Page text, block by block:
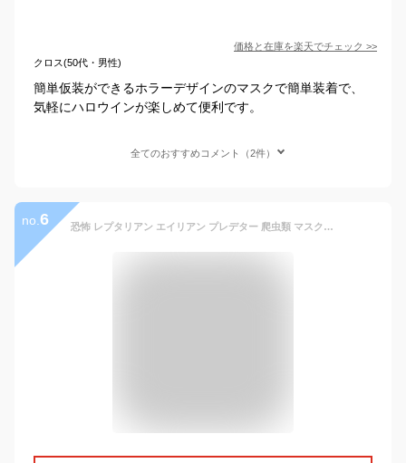
価格と在庫を楽天でチェック >>
クロス(50代・男性)
簡単仮装ができるホラーデザインのマスクで簡単装着で、
気軽にハロウインが楽しめて便利です。
全てのおすすめコメント（2件）
no. 6 恐怖 レプタリアン エイリアン プレデター 爬虫類 マスク ハロウィン ヘッドギア ハロウィーン ラテックス コスプレ 仮面 ホラー ソウルホラー 怖い フェイスマスク パーティー 宴会 コスチューム 小道具 大人 子供